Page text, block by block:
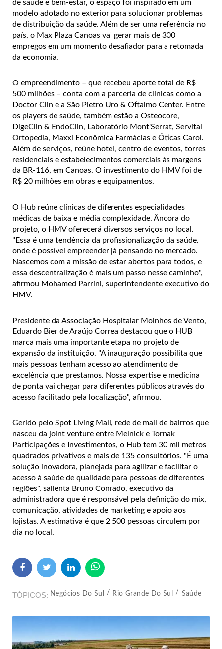
de saúde e bem-estar, o espaço foi inspirado em um
modelo adotado no exterior para solucionar problemas
de distribuição da saúde. Além de ser uma referência no
país, o Max Plaza Canoas vai gerar mais de 300
empregos em um momento desafiador para a retomada
da economia.
O empreendimento – que recebeu aporte total de R$
500 milhões – conta com a parceria de clínicas como a
Doctor Clin e a São Pietro Uro & Oftalmo Center. Entre
os players de saúde, também estão a Osteocore,
DigeClin & EndoClin, Laboratório Mont'Serrat, Servital
Ortopedia, Maxxi Econômica Farmácias e Óticas Carol.
Além de serviços, reúne hotel, centro de eventos, torres
residenciais e estabelecimentos comerciais às margens
da BR-116, em Canoas. O investimento do HMV foi de
R$ 20 milhões em obras e equipamentos.
O Hub reúne clínicas de diferentes especialidades
médicas de baixa e média complexidade. Âncora do
projeto, o HMV oferecerá diversos serviços no local.
"Essa é uma tendência da profissionalização da saúde,
onde é possível empreender já pensando no mercado.
Nascemos com a missão de estar abertos para todos, e
essa descentralização é mais um passo nesse caminho",
afirmou Mohamed Parrini, superintendente executivo do
HMV.
Presidente da Associação Hospitalar Moinhos de Vento,
Eduardo Bier de Araújo Correa destacou que o HUB
marca mais uma importante etapa no projeto de
expansão da instituição. "A inauguração possibilita que
mais pessoas tenham acesso ao atendimento de
excelência que prestamos. Nossa expertise e medicina
de ponta vai chegar para diferentes públicos através do
acesso facilitado pela localização", afirmou.
Gerido pelo Spot Living Mall, rede de mall de bairros que
nasceu da joint venture entre Melnick e Tornak
Participações e Investimentos, o Hub tem 30 mil metros
quadrados privativos e mais de 135 consultórios. "É uma
solução inovadora, planejada para agilizar e facilitar o
acesso à saúde de qualidade para pessoas de diferentes
regiões", salienta Bruno Conrado, executivo da
administradora que é responsável pela definição do mix,
comunicação, atividades de marketing e apoio aos
lojistas. A estimativa é que 2.500 pessoas circulem por
dia no local.
TÓPICOS Negócios Do Sul Rio Grande Do Sul Saúde